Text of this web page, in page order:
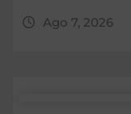
Ago 7, 2026